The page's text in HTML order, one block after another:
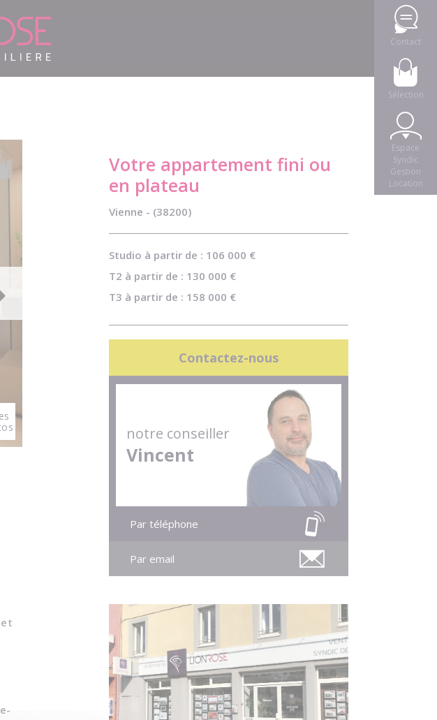
Contact
Sélection
Espace
Syndic
Gestion
Location
Votre appartement fini ou
en plateau
Vienne - (38200)
Studio à partir de : 106 000 €
T2 à partir de : 130 000 €
T3 à partir de : 158 000 €
Contactez-nous
notre conseiller
Vincent
Par téléphone
Par email